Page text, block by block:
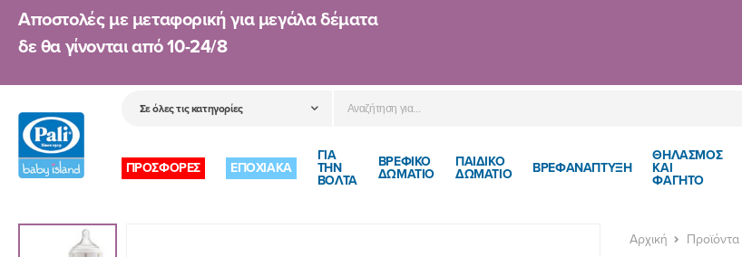
Αποστολές με μεταφορική για μεγάλα δέματα
δε θα γίνονται από10-24/8
ΠΡΟΣΦΟΡΕΣ ΕΠΟΧΙΑΚΑ
ΓΙΑ
ΤΗΝ
ΒΟΛΤΑ
ΒΡΕΦΙΚΟ
ΔΩΜΑΤΙΟ
ΠΑΙΔΙΚΌ
ΔΩΜΆΤΙΟ
ΒΡΕΦΑΝΑΠΤΥΞΗ
ΘΗΛΑΣΜΟΣ
ΚΑΙ
ΦΑΓΗΤΟ
Αρχική Προϊόντα